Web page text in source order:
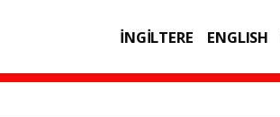
İNGİLTERE ENGLISH